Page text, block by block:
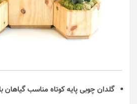
گلدان چوبی پایه کوتاه مناسب گیاهان